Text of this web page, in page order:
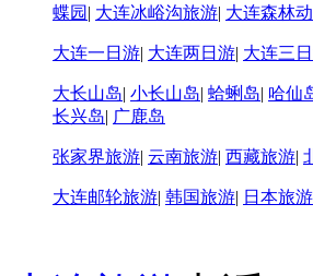
蝶园 | 大连冰峪沟旅游| 大连森林
大连一日游| 大连两日游| 大连三
大长山岛| 小长山岛| 蛤蜊岛| 哈仙
长兴岛| 广鹿岛
张家界旅游| 云南旅游| 西藏旅游|
大连邮轮旅游| 韩国旅游| 日本旅游